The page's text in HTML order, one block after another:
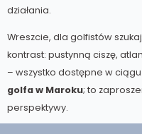
działania.
Wreszcie, dla golfistów
kontrast: pustynną ciszę,
– wszystko dostępne w ciągu
golfa w Maroku; to
perspektywy.